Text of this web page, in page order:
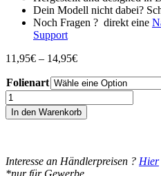
Dein Modell nicht dabei?
Noch Fragen ? direkt eine
Support
11,95€ – 14,95€Preisspanne:
bis
14,95€
Folienart
Triumph
Trident
660
Folie
Moto
In den Warenkorb
Interesse an Händlerpreisen ? Hier
*nur für Gewerbe